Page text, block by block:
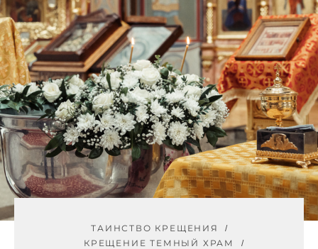
ТАИНСТВО КРЕЩЕНИЯ
КРЕЩЕНИЕ ТЕМНЫЙ ХРАМ